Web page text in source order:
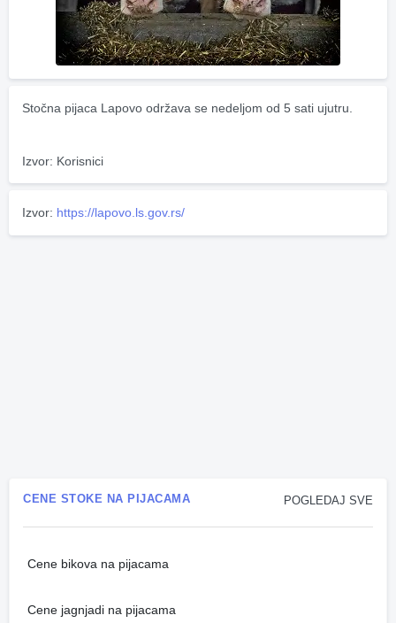
Stočna pijaca Lapovo održava se nedeljom od 5 sati ujutru.
Izvor: Korisnici
Izvor: https://lapovo.ls.gov.rs/
POGLEDAJ SVE
CENE STOKE NA PIJACAMA
Cene bikova na pijacama
Cene jagnjadi na pijacama